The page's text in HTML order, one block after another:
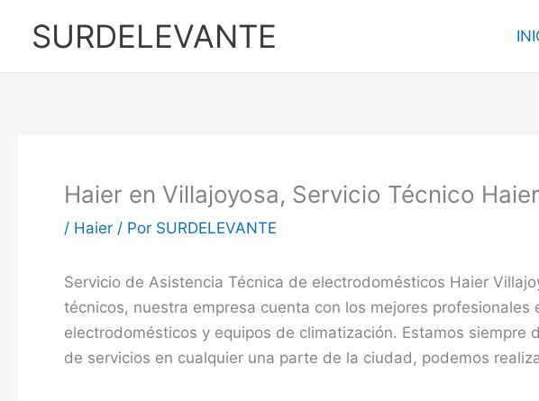
SURDELEVANTE
Haier en Villajoyosa, Servicio Técnico
/ Haier / Por SURDELEVANTE
Servicio de Asistencia Técnica de electrodomésticos Haier
técnicos, nuestra empresa cuenta con los mejores profesionales
electrodomésticos y equipos de climatización. Estamos siempre
de servicios en cualquier una parte de la ciudad, podemos